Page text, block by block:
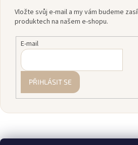
Vložte svůj e-mail a my vám budeme
produktech na našem e-shopu.
E-mail
PŘIHLÁSIT SE